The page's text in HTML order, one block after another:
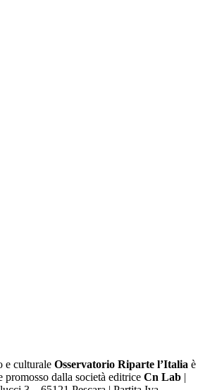
e culturale Osservatorio Riparte l’Italia è
promosso dalla società editrice Cn Lab |